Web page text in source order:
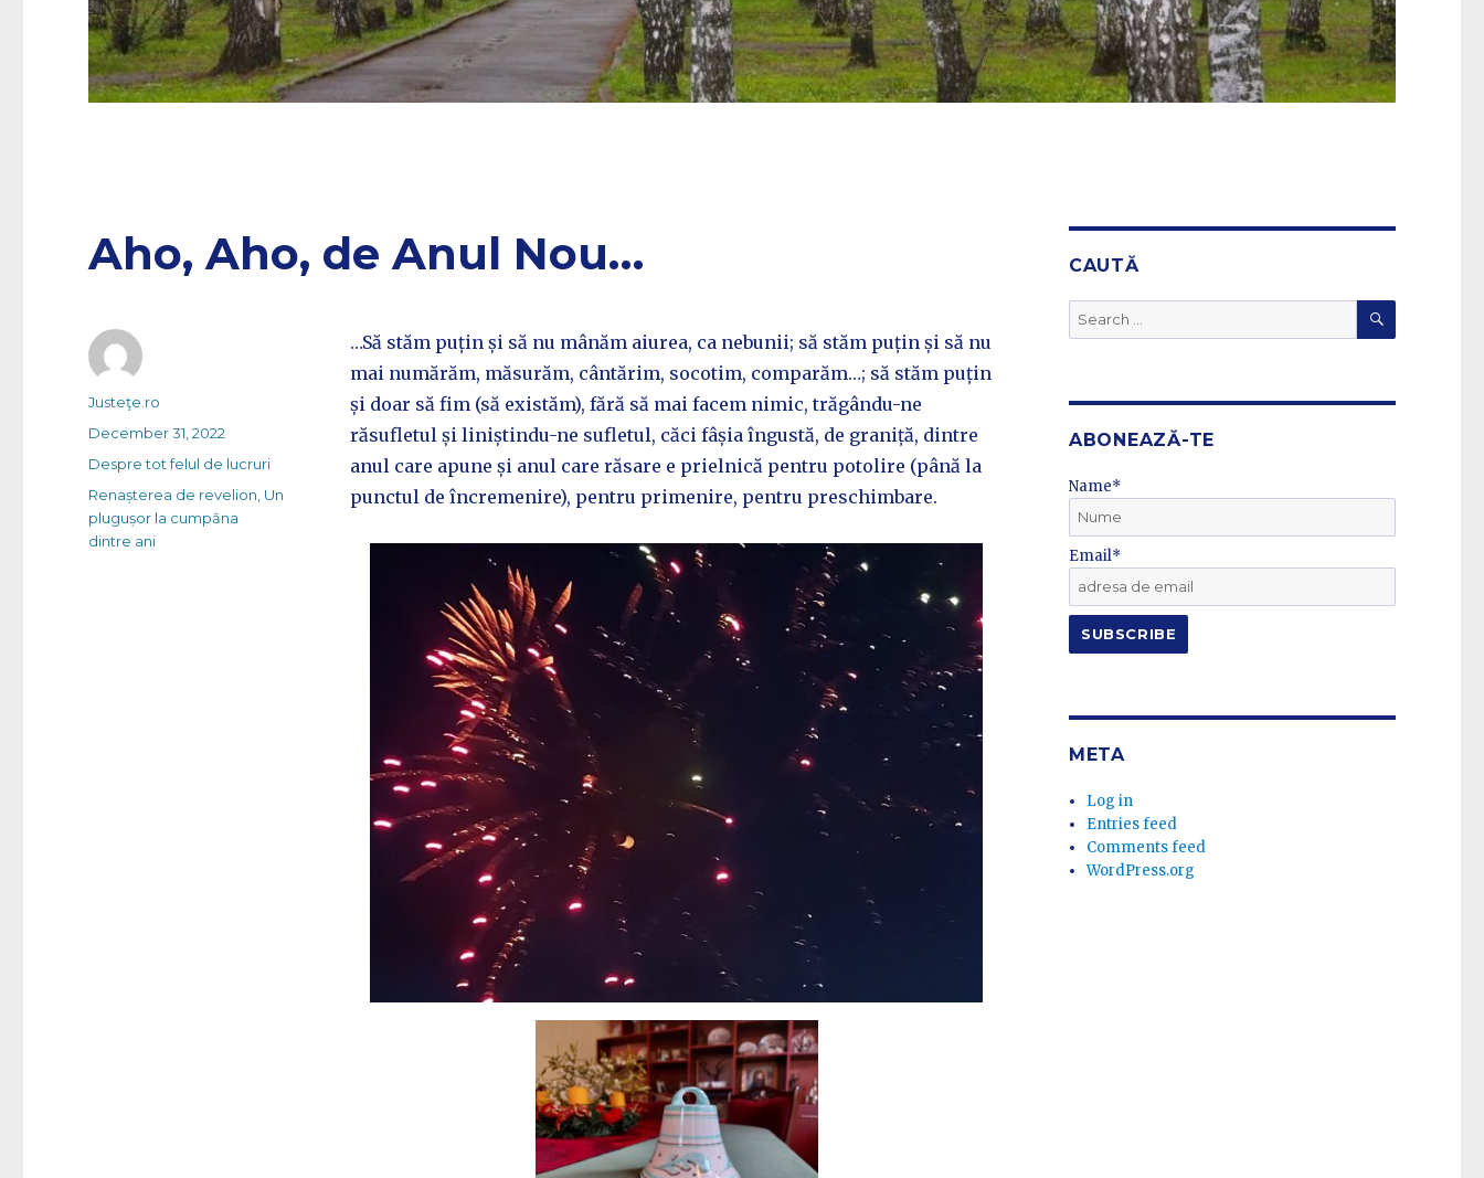
Aho, Aho, de Anul Nou…
…Să stăm puțin și să nu mânăm aiurea, ca nebunii; să stăm puțin și să nu
mai numărăm, măsurăm, cântărim, socotim, comparăm…; să stăm puțin
și doar să fim (să existăm), fără să mai facem nimic, trăgându-ne
răsufletul și liniștindu-ne sufletul, căci fâșia îngustă, de graniță, dintre
anul care apune și anul care răsare e prielnică pentru potolire (până la
punctul de încremenire), pentru primenire, pentru preschimbare.
Author
Justeţe.ro
Posted
December 31, 2022
Categories
Despre tot felul de lucruri
Tags
Renașterea de revelion Un
plugușor la cumpăna
dintre ani
CAUTĂ
Search
for:
SEARCH
ABONEAZĂ-TE
Name*
Email*
META
Log in
Entries feed
Comments feed
WordPress.org